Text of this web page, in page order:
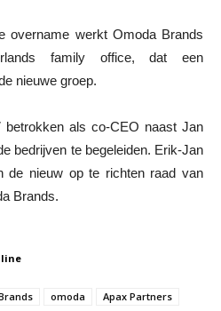
overname werkt Omoda Brands
family office, dat een
nieuwe groep.
betrokken als co-CEO naast Jan
bedrijven te begeleiden. Erik-Jan
de nieuw op te richten raad van
Brands.
omoda Apax Partners